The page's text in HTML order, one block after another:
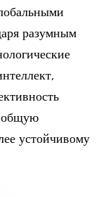
разумным
общую
устойчивому